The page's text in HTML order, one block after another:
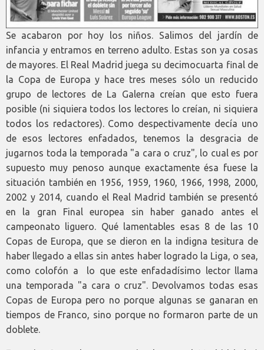
Se acabaron por hoy los niños. Salimos del jardín de
infancia y entramos en terreno adulto. Estas son ya cosas
de mayores. El Real Madrid juega su decimocuarta final de
la Copa de Europa y hace tres meses sólo un reducido
grupo de lectores de La Galerna creían que esto fuera
posible (ni siquiera todos los lectores lo creían, ni siquiera
todos los redactores). Como despectivamente decía uno
de esos lectores enfadados, tenemos la desgracia de
jugarnos toda la temporada "a cara o cruz", lo cual es por
supuesto muy penoso aunque exactamente ésa fuese la
situación también en 1956, 1959, 1960, 1966, 1998, 2000,
2002 y 2014, cuando el Real Madrid también se presentó
en la gran Final europea sin haber ganado antes el
campeonato liguero. Qué lamentables esas 8 de las 10
Copas de Europa, que se dieron en la indigna tesitura de
haber llegado a ellas sin antes haber logrado la Liga, o sea,
como colofón a lo que este enfadadísimo lector llama
una temporada "a cara o cruz". Devolvamos todas esas
Copas de Europa pero no porque algunas se ganaran en
tiempos de Franco, sino porque no formaron parte de un
doblete.